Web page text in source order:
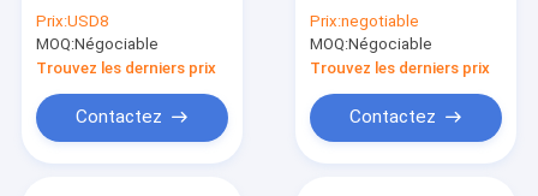
niveau 256 du
commutateur PWM
Prix:USD8
MOQ:Négociable
Trouvez les derniers prix
Contactez
commutateur 20A a
mené le rhéostat
simple de couleur
Prix:negotiable
MOQ:Négociable
Trouvez les derniers prix
Contactez